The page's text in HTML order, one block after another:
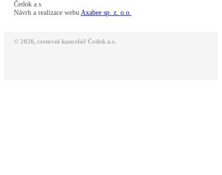
Čedok a.s
Návrh a realizace webu Axabee sp. z. o.o.
© 2026, cestovní kancelář Čedok a.s.